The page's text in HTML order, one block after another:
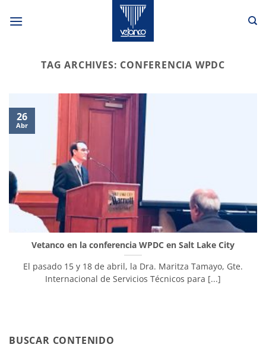
TAG ARCHIVES: CONFERENCIA WPDC
Vetanco en la conferencia WPDC en Salt Lake City
El pasado 15 y 18 de abril, la Dra. Maritza Tamayo, Gte.
Internacional de Servicios Técnicos para [...]
26
Abr
BUSCAR CONTENIDO